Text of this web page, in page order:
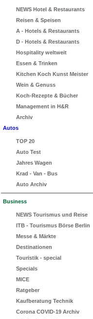
NEWS Hotel & Restaurants
Reisen & Speisen
A - Hotels & Restaurants
D - Hotels & Restaurants
Hospitality weltweit
Essen & Trinken
Kitchen Koch Kunst Meister
Wein & Genuss
Koch-Rezepte & Bücher
Management in H&R
Archiv
Autos
TOP 20
Auto Test
Jahres Wagen
Krad - Van - Bus
Auto Archiv
Business
NEWS Tourismus und Reise
ITB - Tourismus Börse Berlin
Messe & Märkte
Destinationen
Touristik - special
Specials
MICE
Ratgeber
Kaufberatung Technik
Corona COVID-19 Archiv